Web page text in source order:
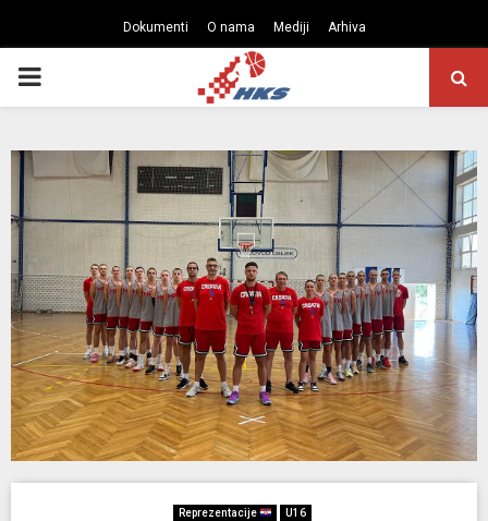
Dokumenti O nama Mediji Arhiva
PRIMARY
Reprezentacije U16